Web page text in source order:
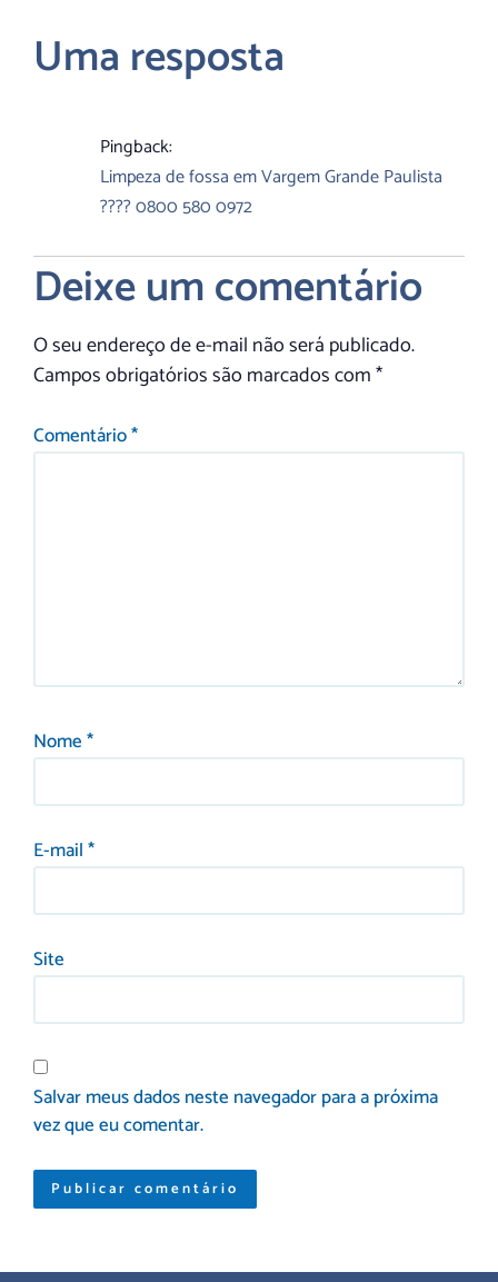
Uma resposta
Pingback:
Limpeza de fossa em Vargem Grande Paulista
???? 0800 580 0972
Deixe um comentário
O seu endereço de e-mail não será publicado.
Campos obrigatórios são marcados com*
Comentário*
Nome*
E-mail*
Site
Salvar meus dados neste navegador para a próxima
vez que eu comentar.